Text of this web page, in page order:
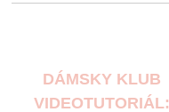
DÁMSKY KLUB
VIDEOTUTORIÁL: